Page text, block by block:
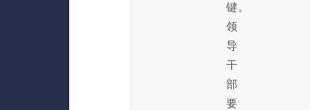
键。
领
导
干
部
要